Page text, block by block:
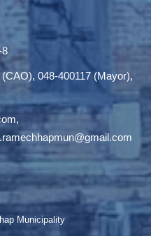
8
048-400117 (Mayor),
,
Municipality